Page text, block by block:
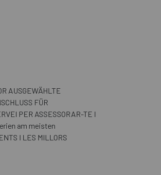
AUSGEWÄHLTE
FÜR
PER ASSESSORAR-TE I
am meisten
I LES MILLORS